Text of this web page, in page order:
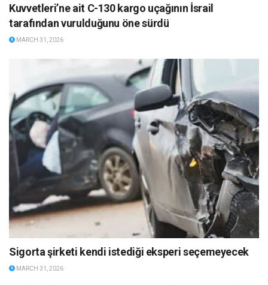
Kuvvetleri’ne ait C-130 kargo uçağının İsrail
tarafından vurulduğunu öne sürdü
MARCH 31, 2026
Sigorta şirketi kendi istediği eksperi seçemeyecek
MARCH 31, 2026